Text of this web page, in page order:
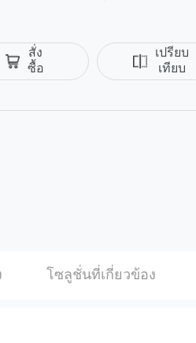
นําเสนอวิดีโอคุณภาพสูงที่มีแบนด์วิ
ดของ H.264 แบบดั้งเดิม เทคโนโลยี
ต่ -20 °C ~ 60 °Cที่มีความชื้น 90%
สั่ง
ซื้อ
เปรียบ
เทียบ
โซลูชั่นที่เกี่ยวข้อง